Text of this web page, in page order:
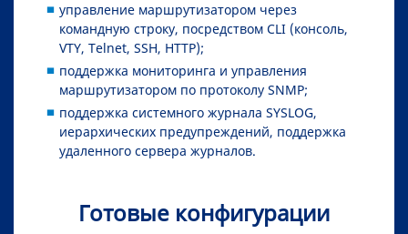
управление маршрутизатором через
командную строку, посредством CLI (консоль,
VTY, Telnet, SSH, HTTP);
поддержка мониторинга и управления
маршрутизатором по протоколу SNMP;
поддержка системного журнала SYSLOG,
иерархических предупреждений, поддержка
удаленного сервера журналов.
Готовые конфигурации